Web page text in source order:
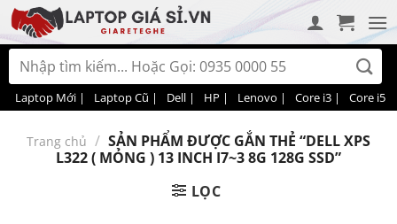
Bỏ
qua
nội
dung
Tìm
kiếm:
Laptop Mới | Laptop Cũ | Dell | HP | Lenovo | Core i3 | Core i5 |
Trang chủ / SẢN PHẨM ĐƯỢC GẮN THẺ “DELL XPS
L322 ( MỎNG ) 13 INCH I7~3 8G 128G SSD”
LỌC